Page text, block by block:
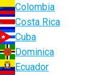
Colombia
Costa Rica
Cuba
Dominica
Ecuador